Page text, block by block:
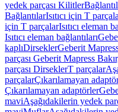
yedek parçası Kilitler
BağlantılarIsıtıcı için T
için T parçalarIsıtıcı eleman
Isıtıcı eleman bağlantıları
kaplıDirseklerGeberit
parçası Geberit Mapress
parçası DirseklerT parçalar
parçalarÇıkarılamayan
Çıkarılamayan adaptörler
maviAşağıdakilerin yedek